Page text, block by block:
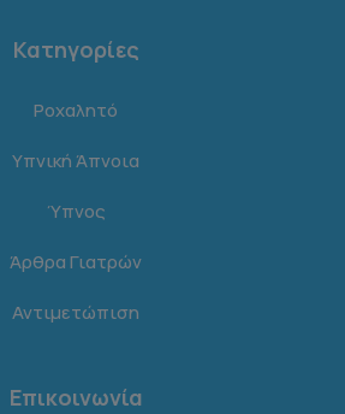
Κατηγορίες
Ροχαλητό
Υπνική Άπνοια
Ύπνος
Άρθρα Γιατρών
Αντιμετώπιση
Επικοινωνία